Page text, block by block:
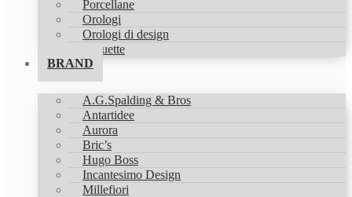
Porcellane
Orologi
Orologi di design
Statuette
BRAND
A.G.Spalding & Bros
Antartidee
Aurora
Bric’s
Hugo Boss
Incantesimo Design
Millefiori